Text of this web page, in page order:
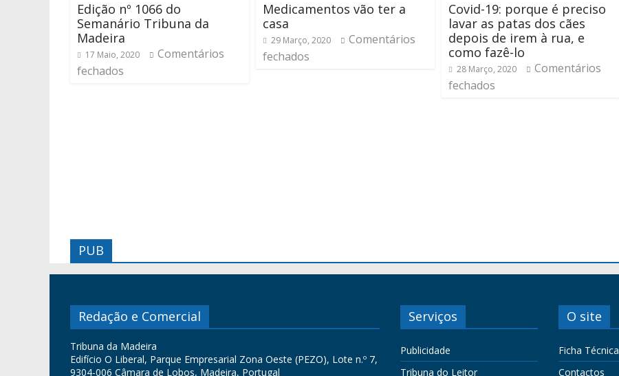
Edição nº 1066 do
Semanário Tribuna da
Madeira
17 Maio, 2020
Comentários
fechados
Medicamentos vão ter a
casa
29 Março, 2020
Comentários
fechados
Covid-19: porque é preciso
lavar as patas dos cães
depois de irem à rua, e
como fazê-lo
28 Março, 2020
Comentários
fechados
PUB
Redação e Comercial
Tribuna da Madeira
Edifício O Liberal, Parque Empresarial Zona Oeste (PEZO), Lote n.º 7,
9304-006 Câmara de Lobos, Madeira, Portugal
Serviços
Publicidade
Tribuna do Leitor
O site
Ficha Técnica
Contactos